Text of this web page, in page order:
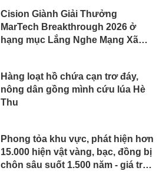
Cision Giành Giải Thưởng
MarTech Breakthrough 2026 ở
hạng mục Lắng Nghe Mạng Xã
Lời (AEO)
Hàng loạt hồ chứa cạn trơ đáy,
nông dân gồng mình cứu lúa Hè
Thu
Phong tỏa khu vực, phát hiện hơn
15.000 hiện vật vàng, bạc, đồng bị
chôn sâu suốt 1.500 năm - giá trị